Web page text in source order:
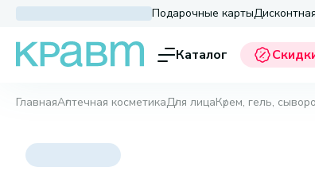
Подарочные карты
Каталог
ГлавнаяАптечная косметикаДля лицаКрем, гель,